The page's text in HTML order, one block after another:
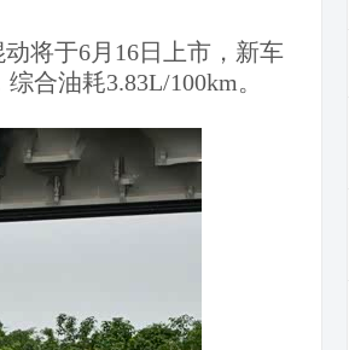
将于6月16日上市，新车
合油耗3.83L/100km。